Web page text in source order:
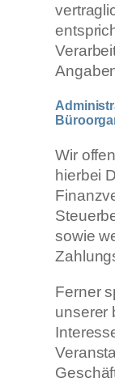
Wir
hierbei
sowie
Ferner
unserer